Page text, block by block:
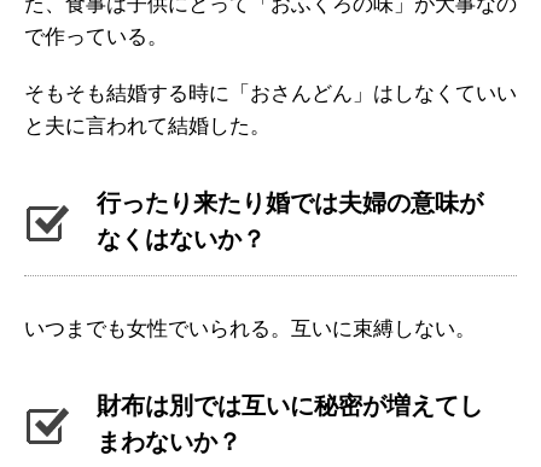
で作っている。
そもそも結婚する時に「おさんどん」はしなくていい
と夫に言われて結婚した。
行ったり来たり婚では夫婦の意味が
なくはないか？
いつまでも女性でいられる。互いに束縛しない。
財布は別では互いに秘密が増えてし
まわないか？